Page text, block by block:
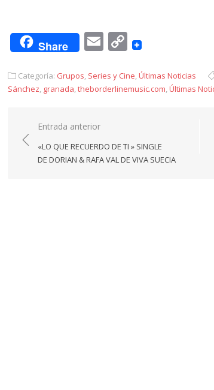
Share EmailCopy
Categoría: Grupos, Series y Cine,Últimas Noticias
Sánchez, granada,theborderlinemusic.com,Últimas
Navegación
de
entradas
Entrada anterior
«LO QUE RECUERDO DE TI » SINGLE
DE DORIAN & RAFA VAL DE VIVA SUECIA